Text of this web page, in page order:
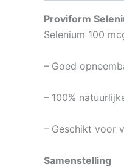
Proviform
Selenium 100
– Goed
– 100%
– Geschikt voor
Samenstelling